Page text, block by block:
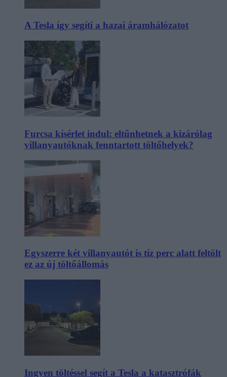
A Tesla így segíti a hazai áramhálózatot
Furcsa kísérlet indul: eltűnhetnek a kizárólag
villanyautóknak fenntartott töltőhelyek?
Egyszerre két villanyautót is tíz perc alatt feltölt
ez az új töltőállomás
Ingyen töltéssel segít a Tesla a katasztrófák